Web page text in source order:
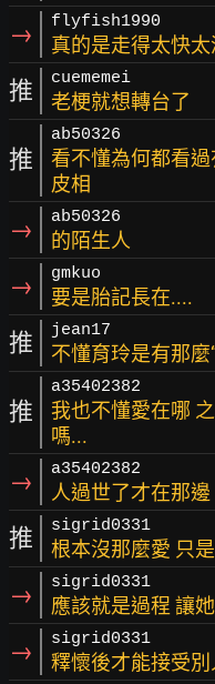
→ flyfish1990
真的是走得太快太
推 cuememei
老梗就想轉台了
推
ab50326
看不懂為何都看
皮相
→ ab50326
的陌生人
→ gmkuo
要是胎記長在....
推 jean17
不懂育玲是有那麼
推
a35402382
我也不懂愛在哪
嗎...
→ a35402382
人過世了才在那邊
推 sigrid0331
根本沒那麼愛 只
→ sigrid0331
應該就是過程 讓
→ sigrid0331
釋懷後才能接受別